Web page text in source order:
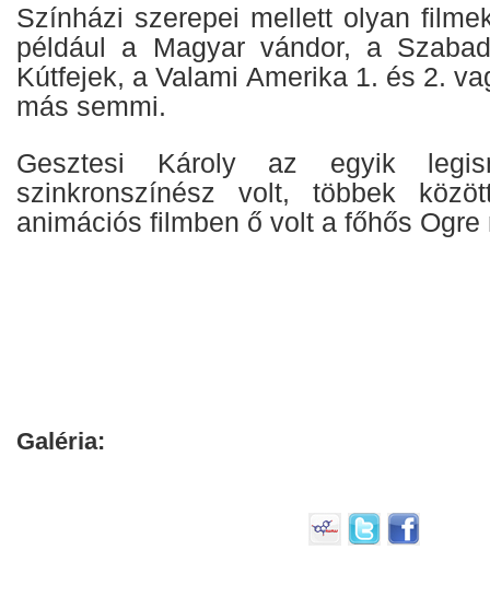
Színházi szerepei mellett olyan
például a Magyar vándor, a
Kútfejek, a Valami Amerika 1. és 2.
más semmi.
Gesztesi Károly az egyik
szinkronszínész volt, többek
animációs filmben ő volt a főhős Ogre
Galéria: